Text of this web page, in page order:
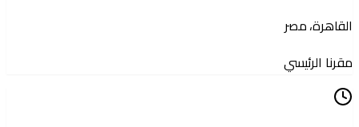
القاهرة، مصر
مقرنا الرئيسي